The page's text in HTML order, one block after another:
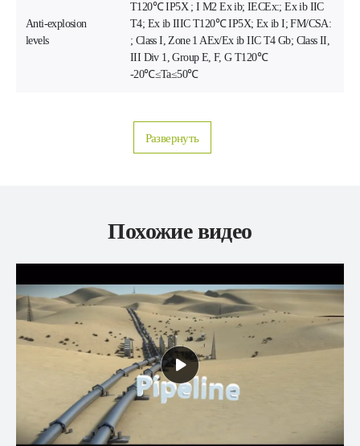
Anti-explosion
levels
T120℃ IP5X ; I M2 Ex ib; IECEx:; Ex ib IIC
T4; Ex ib IIIC T120℃ IP5X; Ex ib I; FM/CSA:
; Class I, Zone 1 AEx/Ex ib IIC T4 Gb; Class II,
III Div 1, Group E, F, G T120℃
-20℃≤Ta≤50℃
Развернуть
Похожие видео